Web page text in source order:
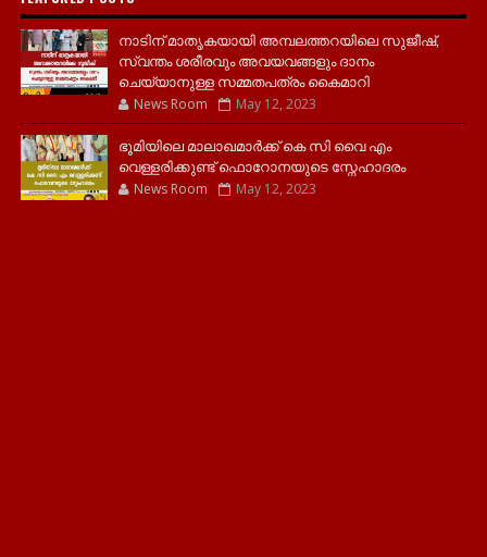
നാടിന് മാതൃകയായി അമ്പലത്തറയിലെ സുജീഷ്,
സ്വന്തം ശരീരവും അവയവങ്ങളും ദാനം
ചെയ്യാനുള്ള സമ്മതപത്രം കൈമാറി
News Room May 12, 2023
ഭൂമിയിലെ മാലാഖമാർക്ക് കെ സി വൈ എം
വെള്ളരിക്കുണ്ട് ഫൊറോനയുടെ സ്നേഹാദരം
News Room May 12, 2023